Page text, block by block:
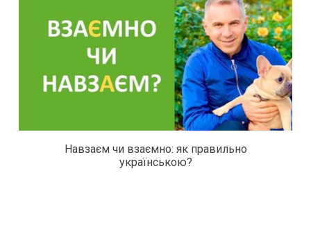
Навзаєм чи взаємно: як правильно
українською?